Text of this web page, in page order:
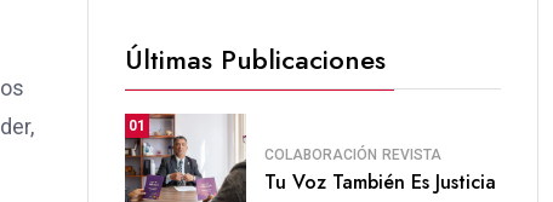
Últimas Publicaciones
01
COLABORACIÓN REVISTA
Tu Voz También Es Justicia